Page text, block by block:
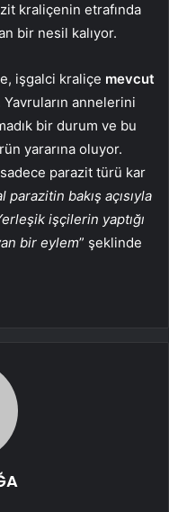
kraliçenin etrafında
bir nesil kalıyor.
işgalci kraliçe mevcut
Yavruların annelerini
bir durum ve bu
yararına oluyor.
parazit türü kar
parazitin bakış açısıyla
işçilerin yaptığı
bir eylem” şeklinde